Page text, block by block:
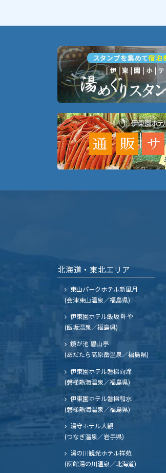
北海道・東北エリア
東山パークホテル新風月
(会津東山温泉／福島県)
伊東園ホテル飯坂 叶や
(飯坂温泉／福島県)
鏡が池 碧山亭
(あだたら高原岳温泉／福島県)
伊東園ホテル磐梯向滝
(磐梯熱海温泉／福島県)
伊東園ホテル磐梯和水
(磐梯熱海温泉／福島県)
湯守ホテル大観
(つなぎ温泉／岩手県)
湯の川観光ホテル祥苑
(函館湯の川温泉／北海道)